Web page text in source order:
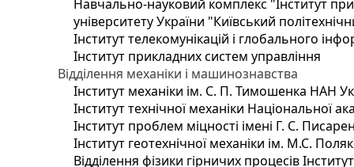
Навчально-науковий комплекс "Інститут
університету України "Київський
Інститут телекомунікацій і глобального
Інститут прикладних систем управління
Відділення механіки і машинознавства
Інститут механіки ім. С. П. Тимошенка НАН
Інститут технічної механіки Національної
Інститут проблем міцності імені Г. С.
Інститут геотехнічної механіки ім. М.С.
Відділення фізики гірничих процесів